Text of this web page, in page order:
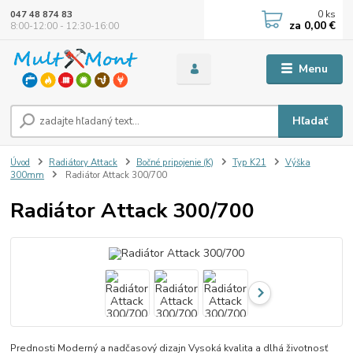
Menu
Hľadať
047 48 874 83
8:00-12:00 - 12:30-16:00
0 ks
za 0,00 €
Úvod Radiátory Attack Bočné pripojenie (K) Typ K21
Výška
300mm
Radiátor Attack 300/700
Radiátor Attack 300/700
Prednosti Moderný a nadčasový dizajn Vysoká kvalita a dlhá životnosť